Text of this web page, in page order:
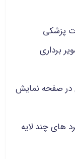
پزشکی
برداری
صفحه نمایش
های چند لایه